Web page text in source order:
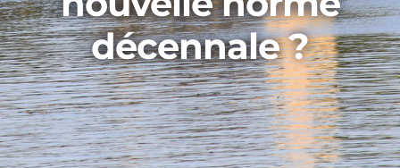
décennale ?